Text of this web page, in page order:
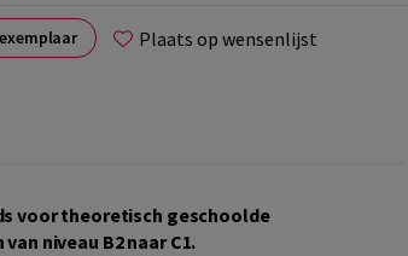
Plaats op wensenlijst
voor theoretisch geschoolde
niveau B2 naar C1.